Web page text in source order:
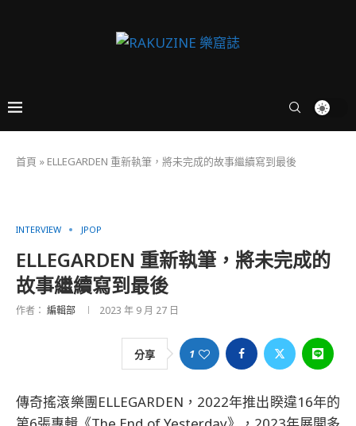
首頁 » ELLEGARDEN 重新執筆，將未完成的故事繼續寫到最後
INTERVIEW JPOP
ELLEGARDEN 重新執筆，將未完成的
故事繼續寫到最後
作者： 編輯部 2023 年 9 月 27 日
分享 1
傳奇搖滾樂團ELLEGARDEN，2022年推出睽違16年的